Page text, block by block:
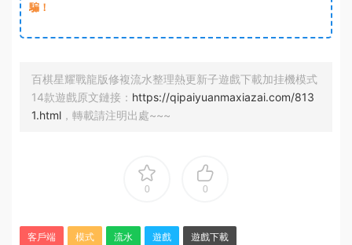
騙！
百棋星耀戰龍版修複流水整理熱更新子遊戲下載加挂機模式
14款遊戲原文鏈接： https://qipaiyuanmaxiazai.com/813
1.html ，轉載請注明出處~~~
0 0
客戶端 模式 流水 遊戲 遊戲下載